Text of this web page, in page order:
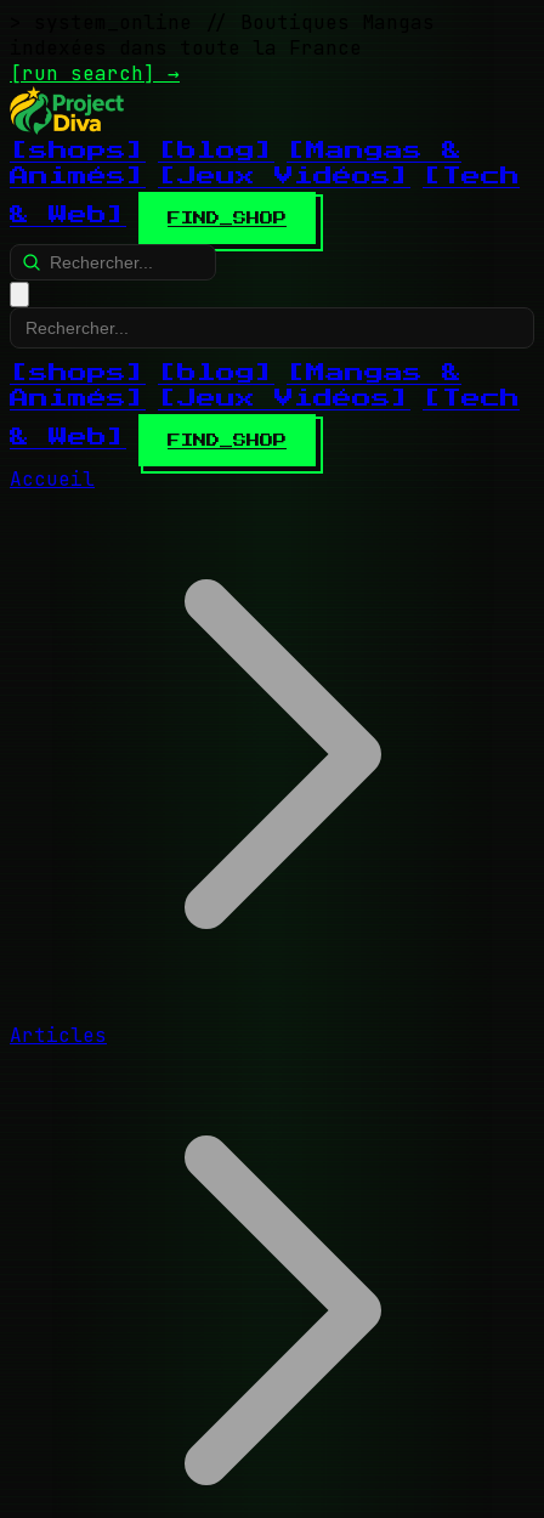
// Boutiques Mangas
indexées dans toute la France
[run search] →
[shops] [blog]
[Mangas &
Animés]
[Jeux Vidéos]
[Tech
& Web]
FIND_SHOP
[shops] [blog]
[Mangas &
Animés]
[Jeux Vidéos]
[Tech
& Web]
FIND_SHOP
Accueil
Articles